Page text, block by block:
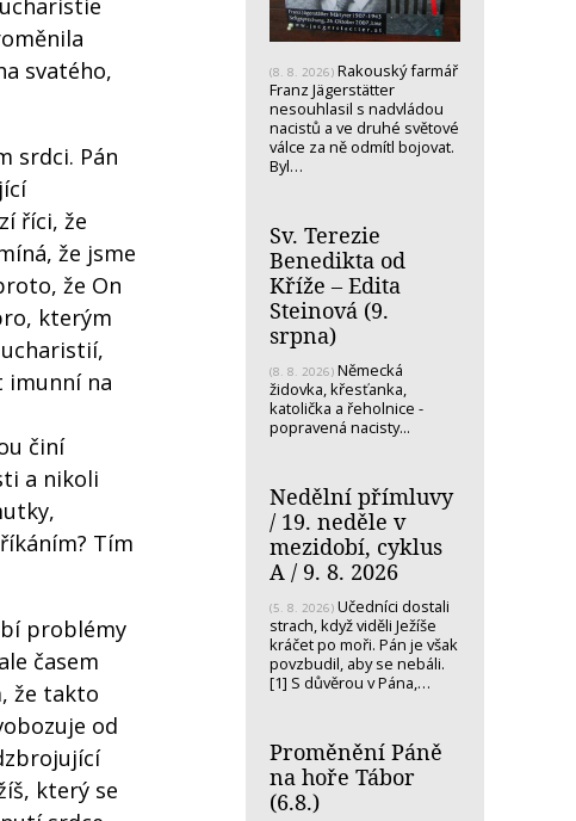
svatého,
srdci. Pán
říci, že
že jsme
že On
kterým
imunní na
činí
a nikoli
Tím
problémy
časem
že takto
od
který se
(8. 8. 2026) Rakouský farmář
Franz Jägerstätter
nesouhlasil s nadvládou
nacistů a ve druhé světové
válce za ně odmítl bojovat.
Byl…
Sv. Terezie
Benedikta od
Kříže – Edita
Steinová (9.
srpna)
(8. 8. 2026) Německá
židovka, křesťanka,
katolička a řeholnice -
popravená nacisty...
Nedělní přímluvy
/ 19. neděle v
mezidobí, cyklus
A / 9. 8. 2026
(5. 8. 2026) Učedníci dostali
strach, když viděli Ježíše
kráčet po moři. Pán je však
povzbudil, aby se nebáli.
[1] S důvěrou v Pána,…
Proměnění Páně
na hoře Tábor
(6.8.)